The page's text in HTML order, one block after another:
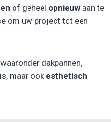
of geheel opnieuw aan te
om uw project tot een
dakpannen,
maar ook esthetisch